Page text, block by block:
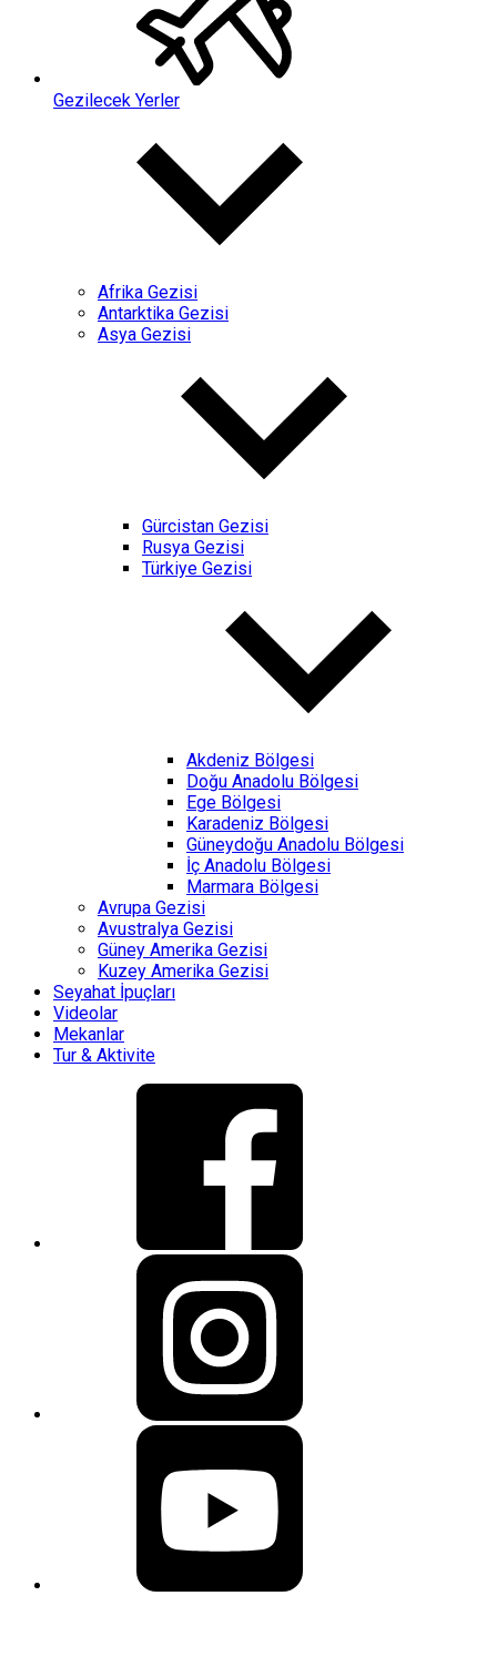
Gezilecek Yerler
Afrika Gezisi
Antarktika Gezisi
Asya Gezisi
Gürcistan Gezisi
Rusya Gezisi
Türkiye Gezisi
Akdeniz Bölgesi
Doğu Anadolu Bölgesi
Ege Bölgesi
Karadeniz Bölgesi
Güneydoğu Anadolu Bölgesi
İç Anadolu Bölgesi
Marmara Bölgesi
Avrupa Gezisi
Avustralya Gezisi
Güney Amerika Gezisi
Kuzey Amerika Gezisi
Seyahat İpuçları
Videolar
Mekanlar
Tur & Aktivite